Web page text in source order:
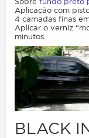
Aplicação com
4 camadas finas
Aplicar o verniz
minutos.
BLACK